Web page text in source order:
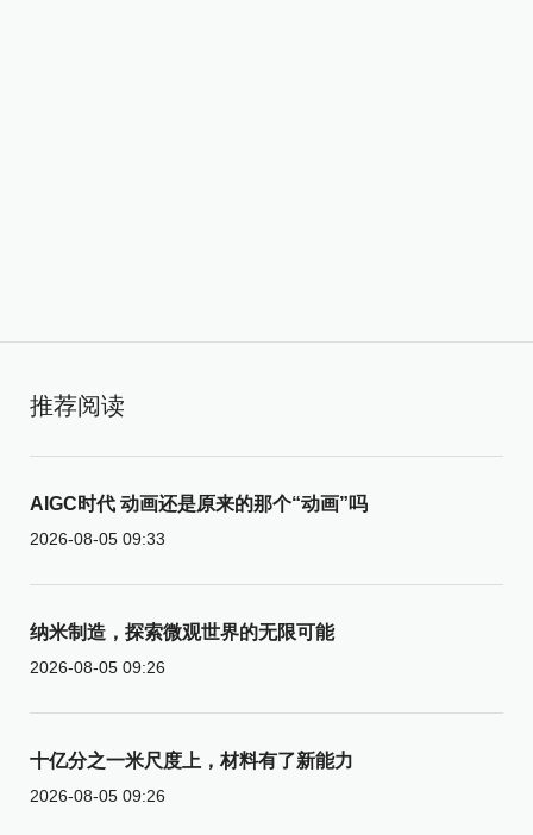
推荐阅读
AIGC时代 动画还是原来的那个“动画”吗
2026-08-05 09:33
纳米制造，探索微观世界的无限可能
2026-08-05 09:26
十亿分之一米尺度上，材料有了新能力
2026-08-05 09:26